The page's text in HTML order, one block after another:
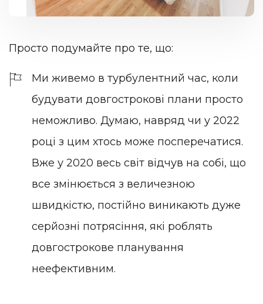
Просто подумайте про те, що:
Ми живемо в турбулентний час, коли
будувати довгострокові плани просто
неможливо. Думаю, навряд чи у 2022
році з цим хтось може посперечатися.
Вже у 2020 весь світ відчув на собі, що
все змінюється з величезною
швидкістю, постійно виникають дуже
серйозні потрясіння, які роблять
довгострокове планування
неефективним.